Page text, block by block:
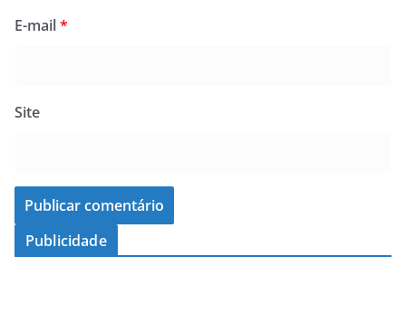
E-mail*
Site
Publicidade